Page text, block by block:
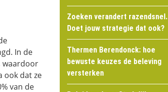
In de
waardoor
ook dat ze
van de
Zoeken verandert razendsnel.
Doet jouw strategie dat ook?
Thermen Berendonck: hoe
bewuste keuzes de beleving
versterken